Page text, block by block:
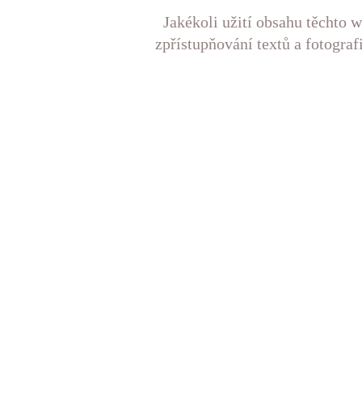
Jakékoli užití obsahu těchto
zpřístupňování textů a